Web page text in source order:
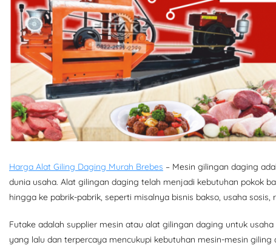
Harga Alat Giling Daging Murah Brebes – Mesin gilingan daging
dunia usaha. Alat gilingan daging telah menjadi kebutuhan pokok
hingga ke pabrik-pabrik, seperti misalnya bisnis bakso, usaha sosis,
Futake adalah supplier mesin atau alat gilingan daging untuk
yang lalu dan terpercaya mencukupi kebutuhan mesin-mesin